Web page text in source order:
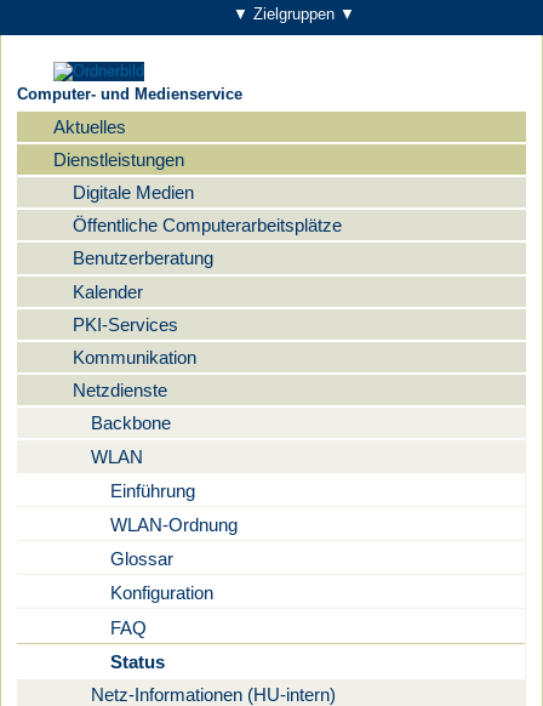
▼ Zielgruppen ▼
Computer- und Medienservice
Navigation
Aktuelles
Dienstleistungen
Digitale Medien
Öffentliche Computerarbeitsplätze
Benutzerberatung
Kalender
PKI-Services
Kommunikation
Netzdienste
Backbone
WLAN
Einführung
WLAN-Ordnung
Glossar
Konfiguration
FAQ
Status
Netz-Informationen (HU-intern)